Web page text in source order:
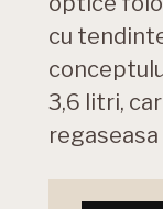
cu
3,6 litri,
regaseasa